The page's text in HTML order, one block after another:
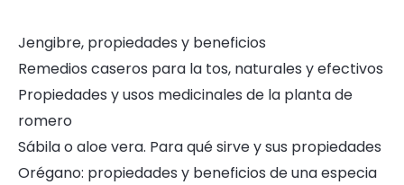
Jengibre, propiedades y beneficios
Remedios caseros para la tos, naturales y efectivos
Propiedades y usos medicinales de la planta de
romero
Sábila o aloe vera. Para qué sirve y sus propiedades
Orégano: propiedades y beneficios de una especia